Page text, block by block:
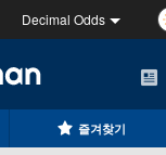
Decimal Odds
즐겨찾기